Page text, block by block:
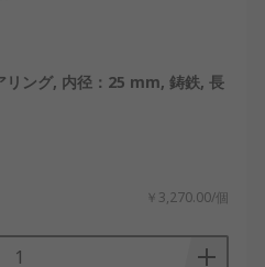
リング, 内径：25 mm, 鋳鉄, 長
￥3,270.00/個